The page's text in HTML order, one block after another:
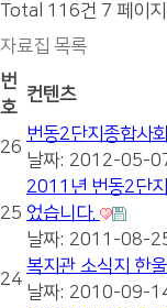
Total 116건 7 페이지
자료집 목록
번
호
컨텐츠
26
번동2단지종합사
날짜: 2012-05-
25
2011년 번동2단
었습니다.
날짜: 2011-08-
24
복지관 소식지 한
날짜: 2010-09-